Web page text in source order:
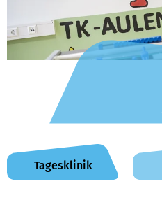
Tagesklinik